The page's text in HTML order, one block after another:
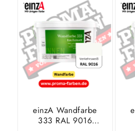
einzA Wandfarbe
333 RAL 9016